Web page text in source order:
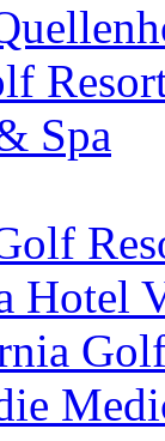
Spa
Hotel